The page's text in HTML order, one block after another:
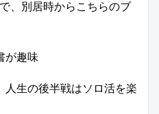
、別居時からこちらのブ
が趣味
人生の後半戦はソロ活を楽